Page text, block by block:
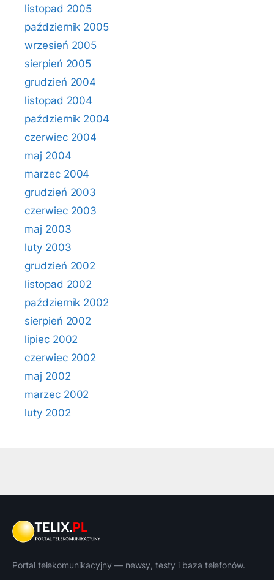
listopad 2005
październik 2005
wrzesień 2005
sierpień 2005
grudzień 2004
listopad 2004
październik 2004
czerwiec 2004
maj 2004
marzec 2004
grudzień 2003
czerwiec 2003
maj 2003
luty 2003
grudzień 2002
listopad 2002
październik 2002
sierpień 2002
lipiec 2002
czerwiec 2002
maj 2002
marzec 2002
luty 2002
Portal telekomunikacyjny — newsy, testy i baza telefonów.